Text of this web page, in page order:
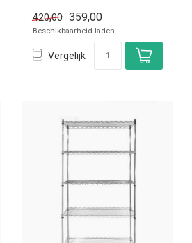
420,00 359,00
Beschikbaarheid laden..
Vergelijk